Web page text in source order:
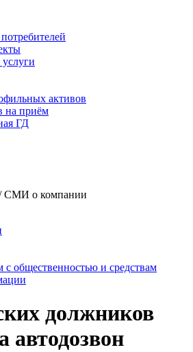
активов
на приём
ГД
СМИ о компании
с общественностью и средствам
должников
автодозвон